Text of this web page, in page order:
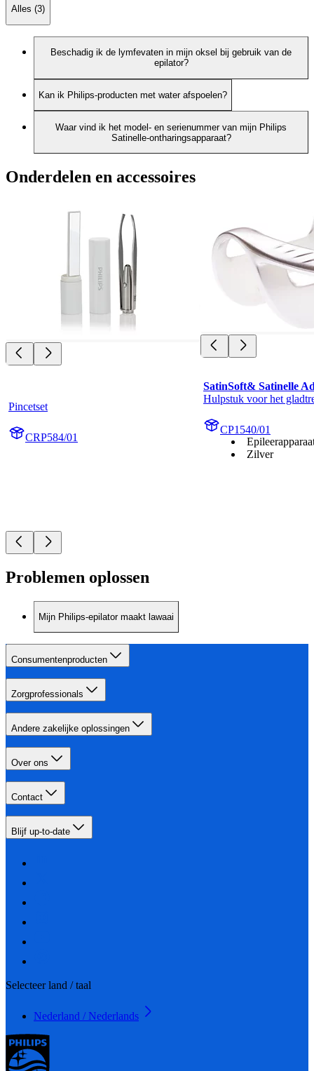
Alles (3)
Beschadig ik de lymfevaten in mijn oksel bij gebruik van de
epilator?
Kan ik Philips-producten met water afspoelen?
Waar vind ik het model- en serienummer van mijn Philips
Satinelle-ontharingsapparaat?
Onderdelen en accessoires
Pincetset
CRP584/01
SatinSoft& Satinelle
Hulpstuk voor het
CP1540/01
Zilver
Problemen oplossen
Mijn Philips-epilator maakt lawaai
Consumentenproducten
Zorgprofessionals
Andere zakelijke oplossingen
Over ons
Contact
Blijf up-to-date
Selecteer land / taal
Nederland / Nederlands